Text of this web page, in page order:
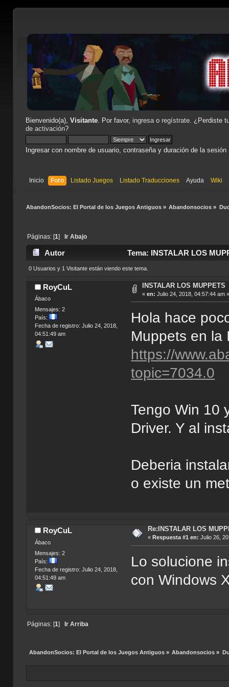
Bienvenido(a), Visitante. Por favor, ingresao regístrate. ¿Perdiste
de activación?
Ingresar con nombre de usuario, contraseña y duración de la sesión
Inicio Foro Listado Juegos Listado Traducciones Ayuda Wiki
AbandonSocios: El Portal de los Juegos Antiguos» Abandonsocios »
Páginas: [1] Ir Abajo
Autor Tema: INSTALAR LOS
0 Usuarios y 1 Visitante están viendo este tema.
RoyCuL
Ábaco
Mensajes: 2
País:
Fecha de registro: Julio 24, 2018,
04:51:49 am
INSTALAR LOS MUPPETS
« en: Julio 24, 2018, 04:57:44 am »
Hola hace
Muppets en la
https://
topic=7034.0
Tengo Win 10
Driver. Y al
Deberia
o existe un
RoyCuL
Ábaco
Mensajes: 2
País:
Fecha de registro: Julio 24, 2018,
04:51:49 am
Re:INSTALAR LOS
« Respuesta #1 en: Julio 26,
Lo solucione
con Windows
Páginas: [ 1 Ir Arriba
AbandonSocios: El Portal de los Juegos Antiguos» Abandonsocios »